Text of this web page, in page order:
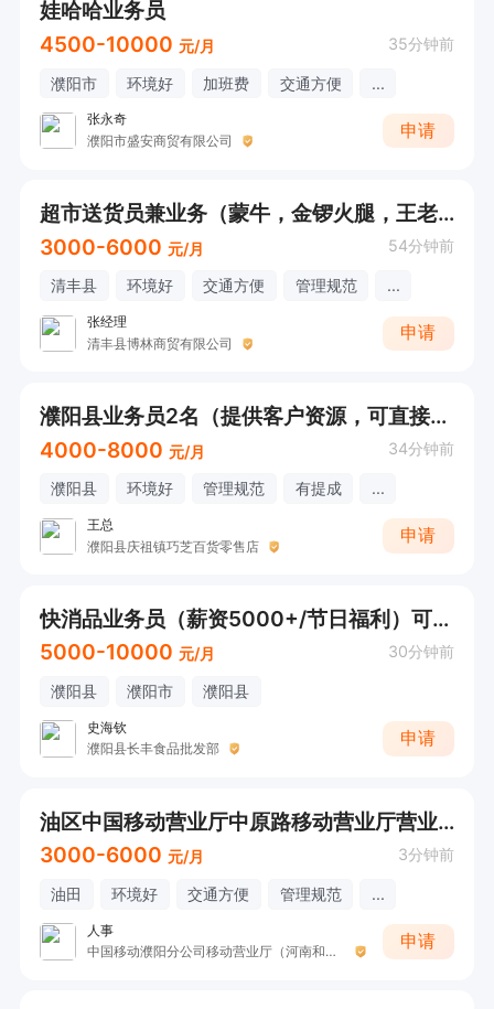
娃哈哈业务员
4500-10000 元/月 35分钟前
濮阳市 环境好 加班费 交通方便 ...
张永奇
濮阳市盛安商贸有限公司
申请
超市送货员兼业务（蒙牛，金锣火腿，王老吉/具体薪资面议）
3000-6000 元/月 54分钟前
清丰县 环境好 交通方便 管理规范 ...
张经理
清丰县博林商贸有限公司
申请
濮阳县业务员2名（提供客户资源，可直接打电话）招长期工
4000-8000 元/月 34分钟前
濮阳县 环境好 管理规范 有提成 ...
王总
濮阳县庆祖镇巧芝百货零售店
申请
快消品业务员（薪资5000+/节日福利）可直接打电话
5000-10000 元/月 30分钟前
濮阳县 濮阳市 濮阳县
史海钦
濮阳县长丰食品批发部
申请
油区中国移动营业厅中原路移动营业厅营业员
3000-6000 元/月 3分钟前
油田 环境好 交通方便 管理规范 ...
人事
中国移动濮阳分公司移动营业厅（河南和之家通讯设备有限公司濮阳分公司）
申请